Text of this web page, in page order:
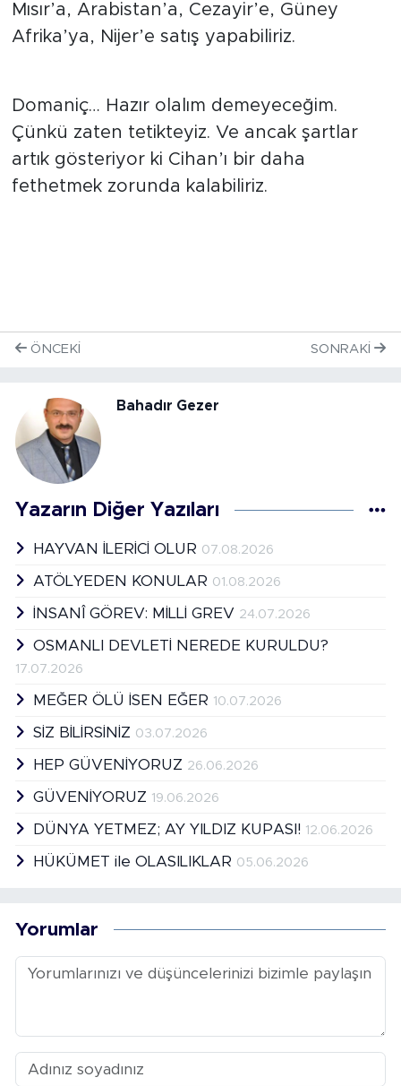
Mısır’a, Arabistan’a, Cezayir’e, Güney
Afrika’ya, Nijer’e satış yapabiliriz.
Domaniç… Hazır olalım demeyeceğim.
Çünkü zaten tetikteyiz. Ve ancak şartlar
artık gösteriyor ki Cihan’ı bir daha
fethetmek zorunda kalabiliriz.
ÖNCEKI SONRAKI
Bahadır Gezer
Yazarın Diğer Yazıları
HAYVAN İLERİCİ OLUR 07.08.2026
ATÖLYEDEN KONULAR 01.08.2026
İNSANÎ GÖREV: MİLLİ GREV 24.07.2026
OSMANLI DEVLETİ NEREDE KURULDU?
17.07.2026
MEĞER ÖLÜ İSEN EĞER 10.07.2026
SİZ BİLİRSİNİZ 03.07.2026
HEP GÜVENİYORUZ 26.06.2026
GÜVENİYORUZ 19.06.2026
DÜNYA YETMEZ; AY YILDIZ KUPASI! 12.06.2026
HÜKÜMET ile OLASILIKLAR 05.06.2026
Yorumlar